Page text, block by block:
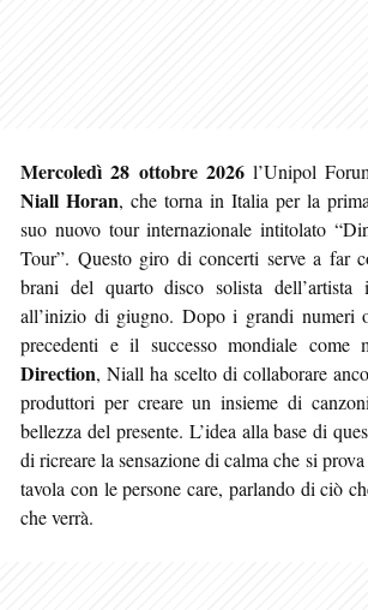
Mercoledì 28 ottobre 2026l’Unipol
Niall Horan, che torna in Italia per la
suo nuovo tour internazionale intitolato
Tour”. Questo giro di concerti serve a far
brani del quarto disco solista dell’artista
all’inizio di giugno. Dopo i grandi numeri
precedenti e il successo mondiale come
Direction, Niall ha scelto di collaborare
produttori per creare un insieme di
bellezza del presente. L’idea alla base di
di ricreare la sensazione di calma che si
tavola con le persone care, parlando di ciò
che verrà.